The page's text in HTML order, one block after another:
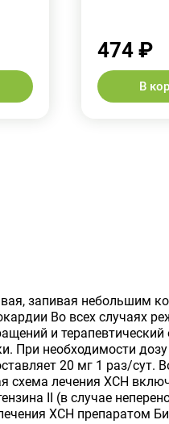
474 ₽
В
запивая небольшим
Во всех случаях
и терапевтический
При необходимости
20 мг 1 раз/
схема лечения ХСН
II (в случае
ХСН препаратом